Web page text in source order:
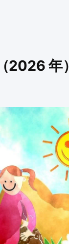
2026 年）